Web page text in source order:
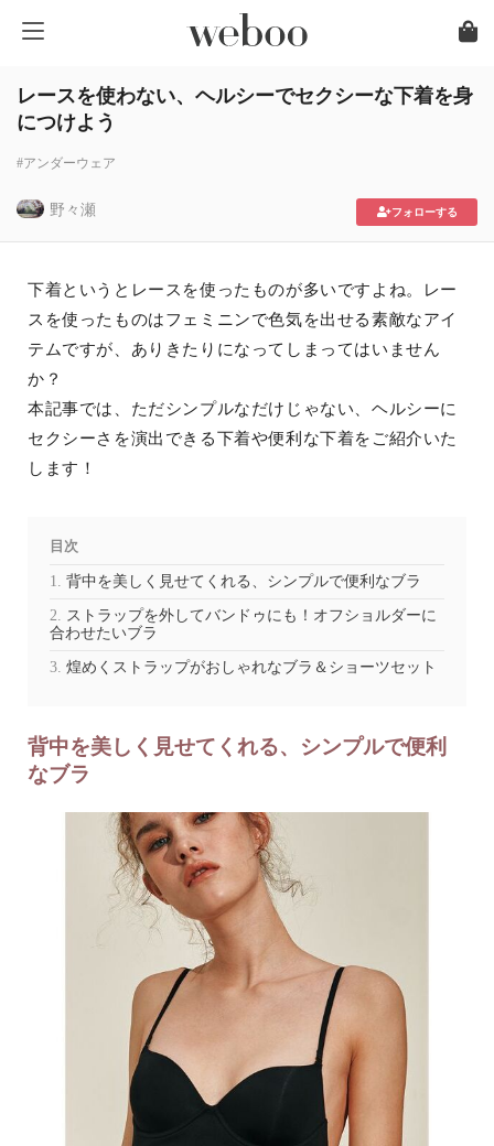
レースを使わない、ヘルシーでセクシーな下着を身
につけよう
#アンダーウェア
野々瀬 フォローする
下着というとレースを使ったものが多いですよね。レー
スを使ったものはフェミニンで色気を出せる素敵なアイ
テムですが、ありきたりになってしまってはいません
か？
本記事では、ただシンプルなだけじゃない、ヘルシーに
セクシーさを演出できる下着や便利な下着をご紹介いた
します！
目次
背中を美しく見せてくれる、シンプルで便利なブラ
ストラップを外してバンドゥにも！オフショルダーに
合わせたいブラ
煌めくストラップがおしゃれなブラ＆ショーツセット
背中を美しく見せてくれる、シンプルで便利
なブラ